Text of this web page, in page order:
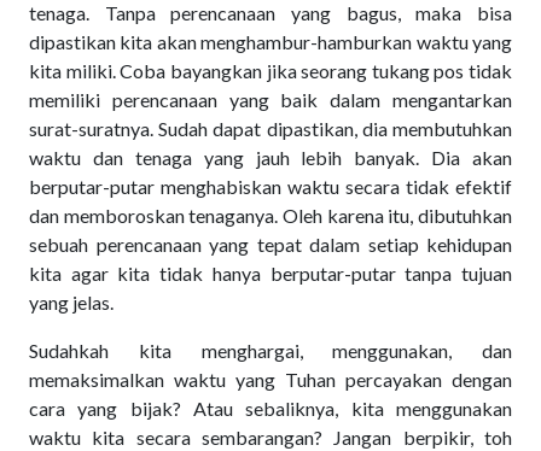
tenaga. Tanpa perencanaan yang bagus, maka bisa
dipastikan kita akan menghambur-hamburkan waktu yang
kita miliki. Coba bayangkan jika seorang tukang pos tidak
memiliki perencanaan yang baik dalam mengantarkan
surat-suratnya. Sudah dapat dipastikan, dia membutuhkan
waktu dan tenaga yang jauh lebih banyak. Dia akan
berputar-putar menghabiskan waktu secara tidak efektif
dan memboroskan tenaganya. Oleh karena itu, dibutuhkan
sebuah perencanaan yang tepat dalam setiap kehidupan
kita agar kita tidak hanya berputar-putar tanpa tujuan
yang jelas.
Sudahkah kita menghargai, menggunakan, dan
memaksimalkan waktu yang Tuhan percayakan dengan
cara yang bijak? Atau sebaliknya, kita menggunakan
waktu kita secara sembarangan? Jangan berpikir, toh